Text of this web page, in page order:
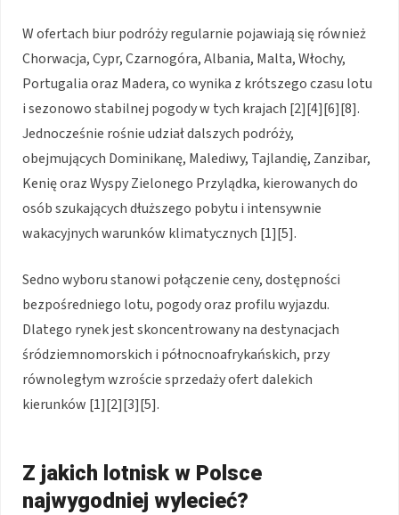
W ofertach biur podróży regularnie pojawiają się również
Chorwacja, Cypr, Czarnogóra, Albania, Malta, Włochy,
Portugalia oraz Madera, co wynika z krótszego czasu lotu
i sezonowo stabilnej pogody w tych krajach [2][4][6][8].
Jednocześnie rośnie udział dalszych podróży,
obejmujących Dominikanę, Malediwy, Tajlandię, Zanzibar,
Kenię oraz Wyspy Zielonego Przylądka, kierowanych do
osób szukających dłuższego pobytu i intensywnie
wakacyjnych warunków klimatycznych [1][5].
Sedno wyboru stanowi połączenie ceny, dostępności
bezpośredniego lotu, pogody oraz profilu wyjazdu.
Dlatego rynek jest skoncentrowany na destynacjach
śródziemnomorskich i północnoafrykańskich, przy
równoległym wzroście sprzedaży ofert dalekich
kierunków [1][2][3][5].
Z jakich lotnisk w Polsce
najwygodniej wylecieć?